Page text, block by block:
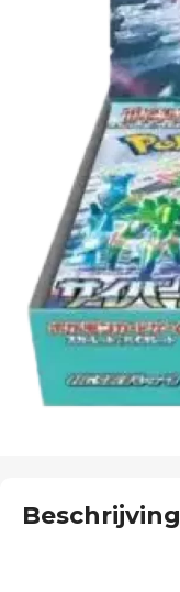
Beschrijving